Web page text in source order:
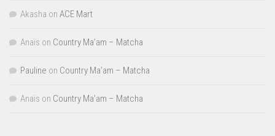
Akasha on ACE Mart
Anaïs on Country Ma’am – Matcha
Pauline on Country Ma’am – Matcha
Anaïs on Country Ma’am – Matcha